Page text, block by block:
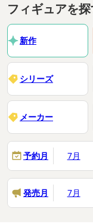
フィギュアを
新作
シリーズ
メーカー
予約月 7月
発売月 7月